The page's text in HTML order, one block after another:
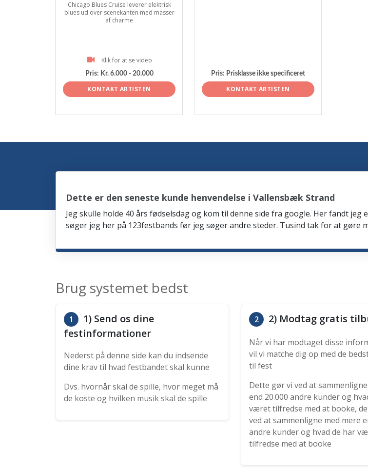
Chicago Blues Cruise leverer elektrisk
blues ud over scenekanten med masser
af charme
Klik for at se video
Pris: Kr. 6.000 - 20.000
KONTAKT ARTISTEN
Pris: Prisklasse ikke specificeret
KONTAKT ARTISTEN
Dette er den seneste kunde henvendelse i Vallensbæk Strand
Jeg skulle holde 40 års fødselsdag og kom til denne side fra google. Her fandt
søger jeg her på 123festbands før jeg søger andre steder. Tusind tak for at gøre
Brug systemet bedst
1
1) Send os dine
festinformationer
Nederst på denne side kan du indsende
dine krav til hvad festbandet skal kunne
Dvs. hvornår skal de spille, hvor meget må
de koste og hvilken musik skal de spille
2 2) Modtag gratis
Når vi har modtaget disse
vil vi matche dig op med de
til fest
Dette gør vi ved at
end 20.000 andre kunder og
været tilfredse med at booke,
ved at sammenligne med mere
andre kunder og hvad de har
tilfredse med at booke